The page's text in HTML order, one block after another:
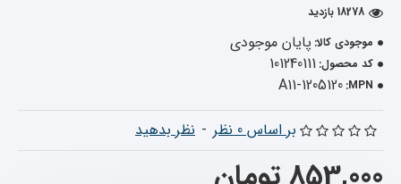
موجودی کالا: پایان موجودی
کد محصول: 101240111
MPN:
A11-1205120
18278 بازدید
بر اساس 0 نظر - نظر بدهید